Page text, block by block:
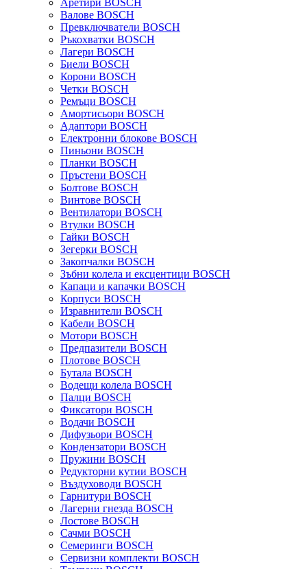
Аретири BOSCH
Валове BOSCH
Превключватели BOSCH
Ръкохватки BOSCH
Лагери BOSCH
Биели BOSCH
Корони BOSCH
Четки BOSCH
Ремъци BOSCH
Амортисьори BOSCH
Адаптори BOSCH
Електронни блокове BOSCH
Пиньони BOSCH
Планки BOSCH
Пръстени BOSCH
Болтове BOSCH
Винтове BOSCH
Вентилатори BOSCH
Втулки BOSCH
Гайки BOSCH
Зегерки BOSCH
Закопчалки BOSCH
Зъбни колела и ексцентици BOSCH
Капаци и капачки BOSCH
Корпуси BOSCH
Изравнители BOSCH
Кабели BOSCH
Мотори BOSCH
Предпазители BOSCH
Плотове BOSCH
Бутала BOSCH
Водещи колела BOSCH
Палци BOSCH
Фиксатори BOSCH
Водачи BOSCH
Дифузьори BOSCH
Кондензатори BOSCH
Пружини BOSCH
Редукторни кутии BOSCH
Въздуховоди BOSCH
Гарнитури BOSCH
Лагерни гнезда BOSCH
Лостове BOSCH
Сачми BOSCH
Семеринги BOSCH
Сервизни комплекти BOSCH